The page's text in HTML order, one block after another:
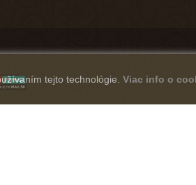
tejto technológie. Viac info o